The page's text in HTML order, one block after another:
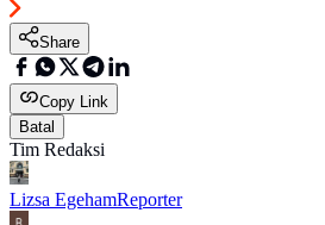
Share
Copy Link
Batal
Tim Redaksi
Lizsa EgehamReporter